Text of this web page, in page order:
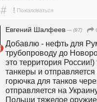
# ! Пожаловаться
Евгений Шалфеев — (97)
Добавлю - нефть для
трубопроводу до
это территория
танкеры и
горючка для танков
отправляется на
Польши тяжелое оружие